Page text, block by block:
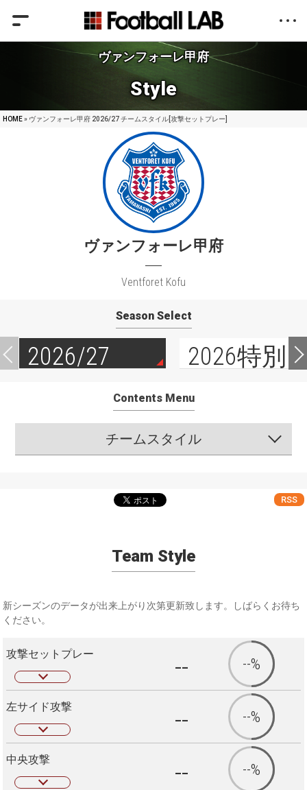
ヴァンフォーレ甲府
Style
HOME» ヴァンフォーレ甲府 2026/27 チームスタイル[攻撃セットプレー]
ヴァンフォーレ甲府
Ventforet Kofu
Season Select
2026/27 2026特別
Contents Menu
チームスタイル
RSS
Team Style
新シーズンのデータが出来上がり次第更新致します。しばらくお待ち
ください。
攻撃セットプレー -- --%
左サイド攻撃 -- --%
中央攻撃 -- --%